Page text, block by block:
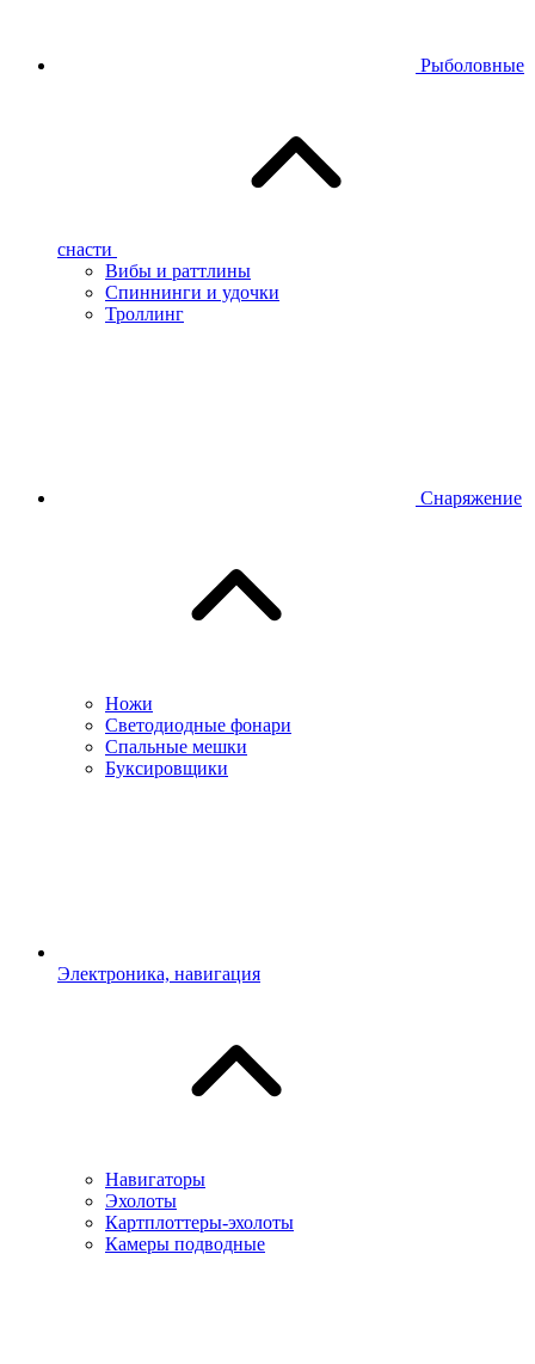
Рыболовные
снасти
Вибы и раттлины
Спиннинги и удочки
Троллинг
Снаряжение
Ножи
Светодиодные фонари
Спальные мешки
Буксировщики
Электроника, навигация
Навигаторы
Эхолоты
Картплоттеры-эхолоты
Камеры подводные